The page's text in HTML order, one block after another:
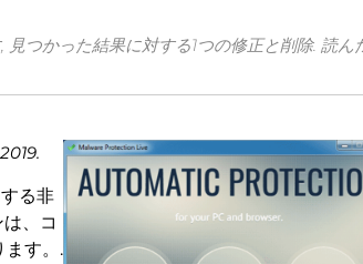
つかった結果に対する1つの修正と削除. 読ん
る非
、コ
ます。.